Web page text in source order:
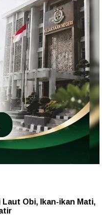
Obi, Ikan-ikan Mati,